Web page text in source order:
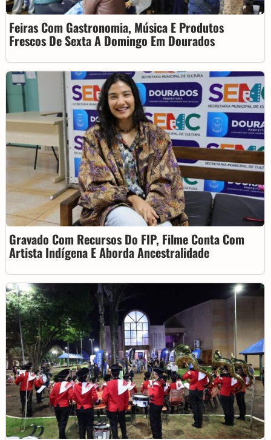
Feiras Com Gastronomia, Música E Produtos
Frescos De Sexta A Domingo Em Dourados
Gravado Com Recursos Do FIP, Filme Conta Com
Artista Indígena E Aborda Ancestralidade